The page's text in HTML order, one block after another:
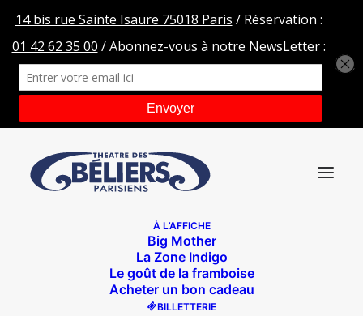
À L’AFFICHE
Big Mother
La Zone Indigo
Le goût de la framboise
Acheter un bon cadeau
BILLETTERIE
HEADER-site-POUPEES
Les Poupées persanes HEADER-site-POUPEES